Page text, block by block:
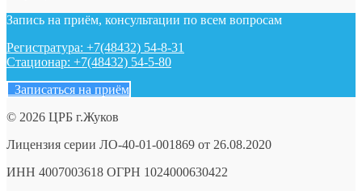
Запись на приём, консультации по всем вопросам
Регистратура: +7(48432) 54-8-31
Стационар: +7(48432) 54-5-80
Записаться на приём
© 2026 ЦРБ г.Жуков
Лицензия серии ЛО-40-01-001869 от 26.08.2020
ИНН 4007003618 ОГРН 1024000630422